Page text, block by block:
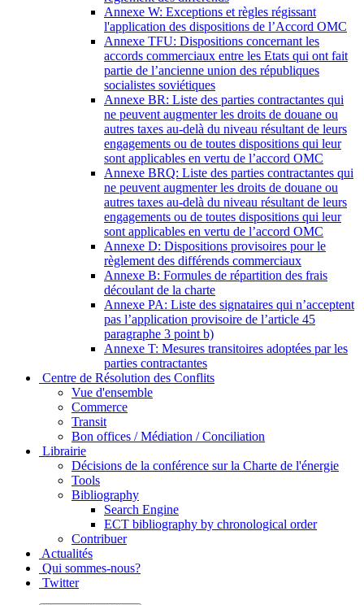
Annexe W: Exceptions et règles régissant
l'application des dispositions de l’Accord OMC
Annexe TFU: Dispositions concernant les
accords commerciaux entre les Etats qui ont fait
partie de l’ancienne union des républiques
socialistes soviétiques
Annexe BR: Liste des parties contractantes qui
ne peuvent augmenter les droits de douane ou
autres taxes au-delà du niveau résultant de leurs
engagements ou de toutes dispositions qui leur
sont applicables en vertu de l’accord OMC
Annexe BRQ: Liste des parties contractantes qui
ne peuvent augmenter les droits de douane ou
autres taxes au-delà du niveau résultant de leurs
engagements ou de toutes dispositions qui leur
sont applicables en vertu de l’accord OMC
Annexe D: Dispositions provisoires pour le
règlement des différends commerciaux
Annexe B: Formules de répartition des frais
découlant de la charte
Annexe PA: Liste des signataires qui n’acceptent
pas l’application provisoire de l’article 45
paragraphe 3 point b)
Annexe T: Mesures transitoires adoptées par les
parties contractantes
Centre de Résolution des Conflits
Vue d'ensemble
Commerce
Transit
Bon offices / Médiation / Conciliation
Librairie
Décisions de la conférence sur la Charte de l'énergie
Tools
Bibliography
Search Engine
ECT bibliography by chronological order
Contribuer
Actualités
Qui sommes-nous?
Twitter